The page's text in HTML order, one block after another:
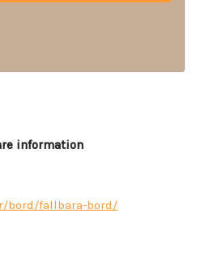
information
bord/fallbara-bord/